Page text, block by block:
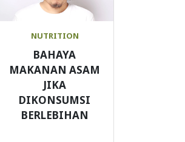
NUTRITION
BAHAYA
MAKANAN ASAM
JIKA
DIKONSUMSI
BERLEBIHAN